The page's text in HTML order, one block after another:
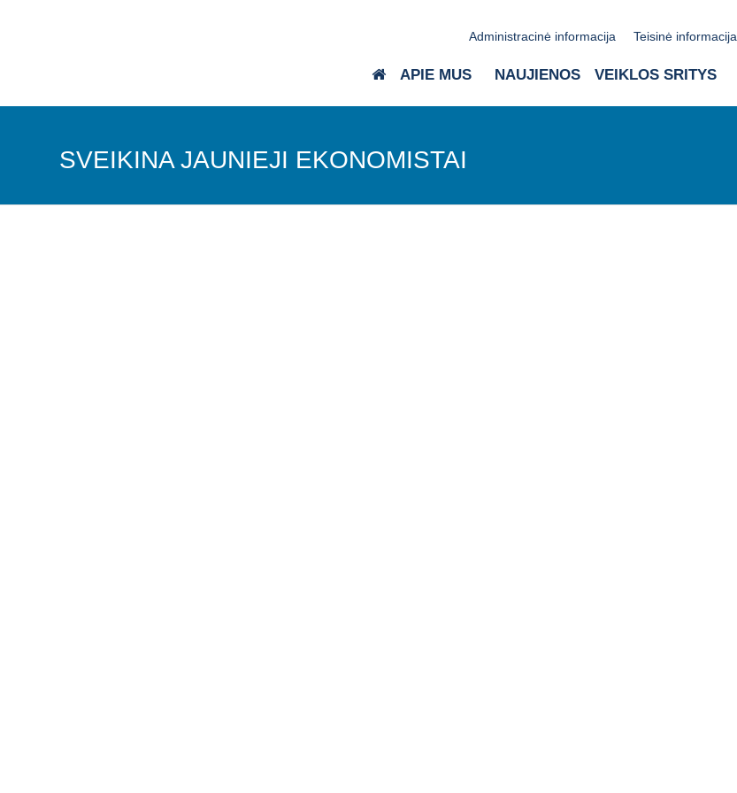
Administracinė informacija Teisinė informacija
APIE MUS NAUJIENOS VEIKLOS SRITYS
SVEIKINA JAUNIEJI EKONOMISTAI